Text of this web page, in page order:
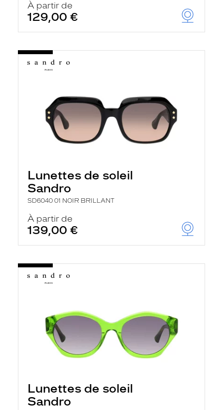
À partir de
129,00 €
Lunettes de soleil
Sandro
SD6040 01 NOIR BRILLANT
À partir de
139,00 €
Lunettes de soleil
Sandro